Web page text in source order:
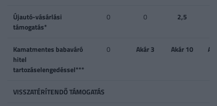
Újautó-vásárlási
támogatás*
0 0 2,5
Kamatmentes babaváró
hitel
tartozáselengedéssel***
0 Akár 3 Akár 10
VISSZATÉRÍTENDŐ TÁMOGATÁS